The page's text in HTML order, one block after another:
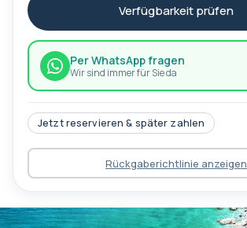
Verfügbarkeit prüfen
Per WhatsApp fragen
Wir sind immer für Sie da
Jetzt reservieren & später zahlen
Rückgaberichtlinie anzeigen